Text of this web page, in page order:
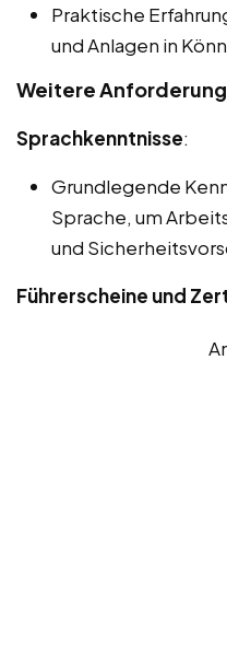
Praktische
und Anlagen in
Weitere
Sprachkenntnisse:
Grundlegende
Sprache, um
und
Führerscheine und